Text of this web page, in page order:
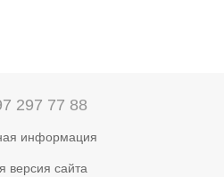
297 77 88
информация
версия сайта